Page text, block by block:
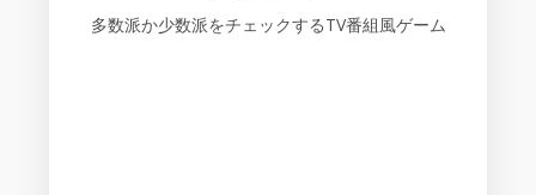
多数派か少数派をチェックするTV番組風ゲーム